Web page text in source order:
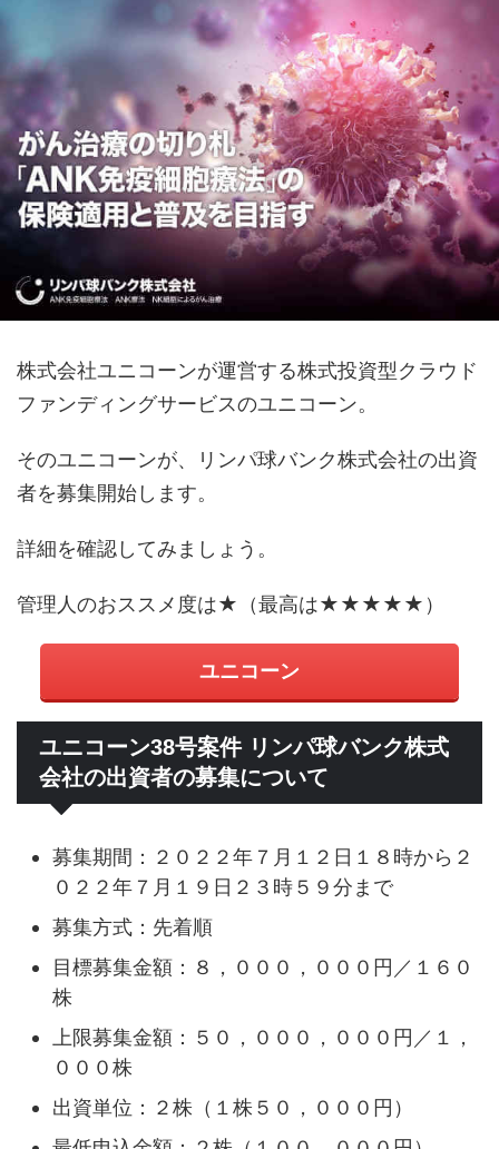
株式会社ユニコーンが運営する株式投資型クラウド
ファンディングサービスのユニコーン。
そのユニコーンが、リンパ球バンク株式会社の出資
者を募集開始します。
詳細を確認してみましょう。
管理人のおススメ度は★（最高は★★★★★）
ユニコーン
ユニコーン38号案件 リンパ球バンク株式
会社の出資者の募集について
募集期間：２０２２年７月１２日１８時から２
０２２年７月１９日２３時５９分まで
募集方式：先着順
目標募集金額：８，０００，０００円／１６０
株
上限募集金額：５０，０００，０００円／１，
０００株
出資単位：２株（１株５０，０００円）